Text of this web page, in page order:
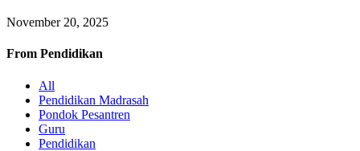
November 20, 2025
From Pendidikan
All
Pendidikan Madrasah
Pondok Pesantren
Guru
Pendidikan